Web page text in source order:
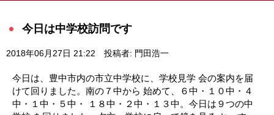
今日は中学校訪問です
2018年06月27日 21:22 投稿者: 門田浩一
今日は、豊中市内の市立中学校に、学校見学 会の案内を届
けて回りました。南の７中から 始めて、６中・１０中・４
中・１中・５中・ １８中・２中・１３中。今日は９つの中